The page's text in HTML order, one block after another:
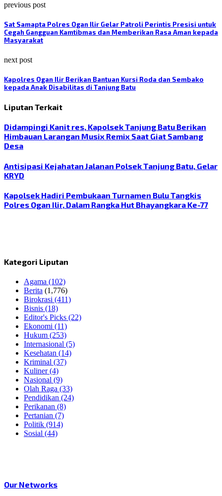
previous post
Sat Samapta Polres Ogan Ilir Gelar Patroli Perintis Presisi untuk
Cegah Gangguan Kamtibmas dan Memberikan Rasa Aman kepada
Masyarakat
next post
Kapolres Ogan Ilir Berikan Bantuan Kursi Roda dan Sembako
kepada Anak Disabilitas di Tanjung Batu
Liputan Terkait
Didampingi Kanit res, Kapolsek Tanjung Batu Berikan
Himbauan Larangan Musix Remix Saat Giat Sambang
Desa
Antisipasi Kejahatan Jalanan Polsek Tanjung Batu, Gelar
KRYD
Kapolsek Hadiri Pembukaan Turnamen Bulu Tangkis
Polres Ogan Ilir, Dalam Rangka Hut Bhayangkara Ke-77
Kategori Liputan
Agama (102)
Berita (1,776)
Birokrasi (411)
Bisnis (18)
Editor's Picks (22)
Ekonomi (11)
Hukum (253)
Internasional (5)
Kesehatan (14)
Kriminal (37)
Kuliner(4)
Nasional (9)
Olah Raga (33)
Pendidikan (24)
Perikanan (8)
Pertanian (7)
Politik (914)
Sosial (44)
Our Networks